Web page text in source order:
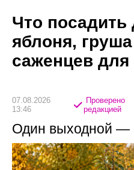
Что посадить
яблоня,
саженцев для
07.08.2026
13:46
Проверено
редакцией
Один выходной —